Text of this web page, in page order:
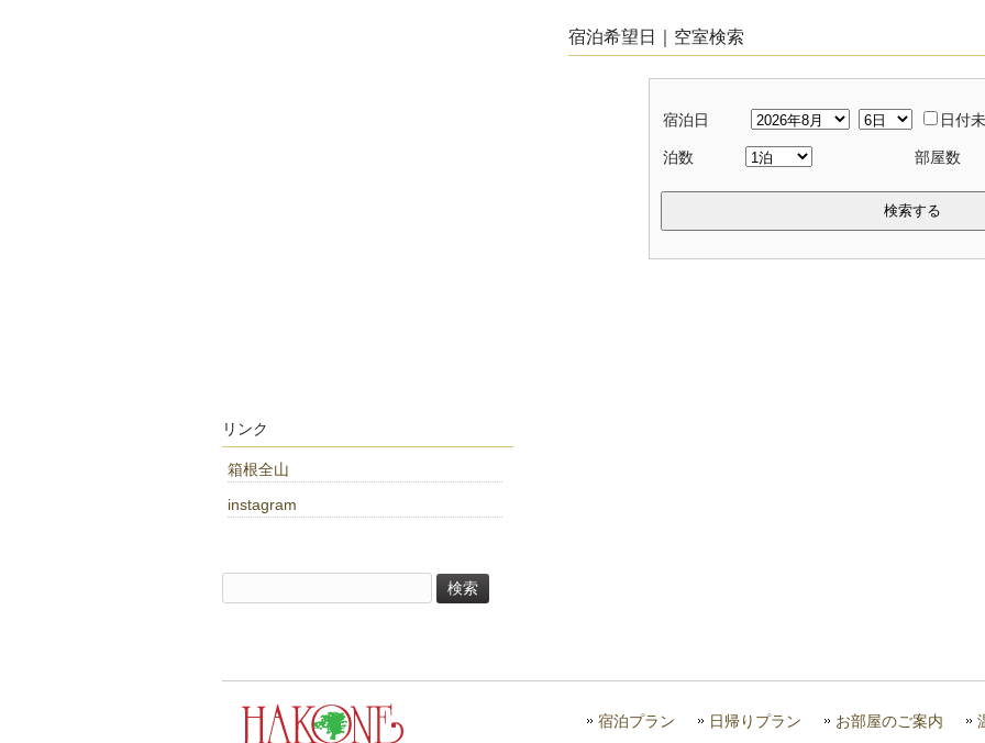
宿泊希望日｜空室検索
宿泊日 日付
泊数 部屋数
検索する
リンク
箱根全山
instagram
索:
宿泊プラン 日帰りプラン お部屋のご案内